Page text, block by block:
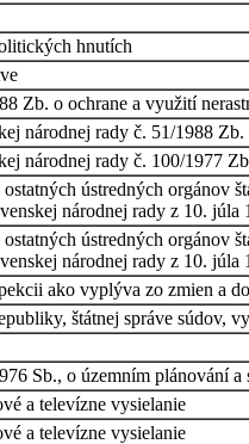
hnutích
Zb. o ochrane a využití
národnej rady č. 51/1988
národnej rady č. 100/1977
ústredných
národnej rady z 10. júla
ústredných
národnej rady z 10. júla
ako vyplýva zo zmien a
štátnej správe súdov,
Sb., o územním plánování
a televízne vysielanie
a televízne vysielanie